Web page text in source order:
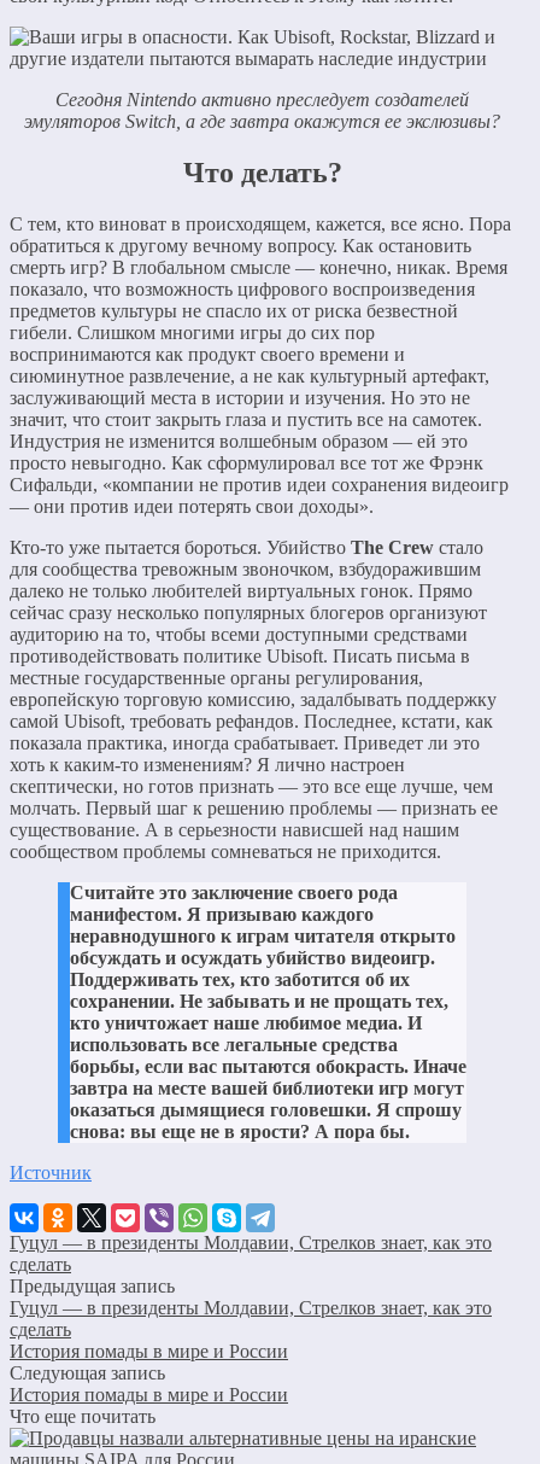
Сегодня Nintendo активно преследует создателей
эмуляторов Switch, а где завтра окажутся ее экслюзивы?
Что делать?
С тем, кто виноват в происходящем, кажется, все ясно. Пора
обратиться к другому вечному вопросу. Как остановить
смерть игр? В глобальном смысле — конечно, никак. Время
показало, что возможность цифрового воспроизведения
предметов культуры не спасло их от риска безвестной
гибели. Слишком многими игры до сих пор
воспринимаются как продукт своего времени и
сиюминутное развлечение, а не как культурный артефакт,
заслуживающий места в истории и изучения. Но это не
значит, что стоит закрыть глаза и пустить все на самотек.
Индустрия не изменится волшебным образом — ей это
просто невыгодно. Как сформулировал все тот же Фрэнк
Сифальди, «компании не против идеи сохранения видеоигр
— они против идеи потерять свои доходы».
Кто-то уже пытается бороться. Убийство The Crew стало
для сообщества тревожным звоночком, взбудоражившим
далеко не только любителей виртуальных гонок. Прямо
сейчас сразу несколько популярных блогеров организуют
аудиторию на то, чтобы всеми доступными средствами
противодействовать политике Ubisoft. Писать письма в
местные государственные органы регулирования,
европейскую торговую комиссию, задалбывать поддержку
самой Ubisoft, требовать рефандов. Последнее, кстати, как
показала практика, иногда срабатывает. Приведет ли это
хоть к каким-то изменениям? Я лично настроен
скептически, но готов признать — это все еще лучше, чем
молчать. Первый шаг к решению проблемы — признать ее
существование. А в серьезности нависшей над нашим
сообществом проблемы сомневаться не приходится.
Считайте это заключение своего рода
манифестом. Я призываю каждого
неравнодушного к играм читателя открыто
обсуждать и осуждать убийство видеоигр.
Поддерживать тех, кто заботится об их
сохранении. Не забывать и не прощать тех,
кто уничтожает наше любимое медиа. И
использовать все легальные средства
борьбы, если вас пытаются обокрасть. Иначе
завтра на месте вашей библиотеки игр могут
оказаться дымящиеся головешки. Я спрошу
снова: вы еще не в ярости? А пора бы.
Источник
Гуцул — в президенты Молдавии, Стрелков знает, как это
сделать
Предыдущая запись
Гуцул — в президенты Молдавии, Стрелков знает, как это
сделать
История помады в мире и России
Следующая запись
История помады в мире и России
Что еще почитать